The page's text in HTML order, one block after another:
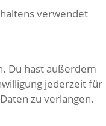
verwendet
Du hast außerdem
jederzeit für
zu verlangen.